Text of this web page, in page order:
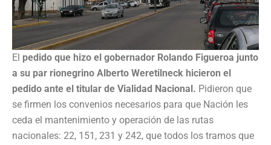
El pedido que hizo el gobernador Rolando Figueroa junto
a su par rionegrino Alberto Weretilneck hicieron el
pedido ante el titular de Vialidad Nacional. Pidieron que
se firmen los convenios necesarios para que Nación les
ceda el mantenimiento y operación de las rutas
nacionales: 22, 151, 231 y 242, que todos los tramos que